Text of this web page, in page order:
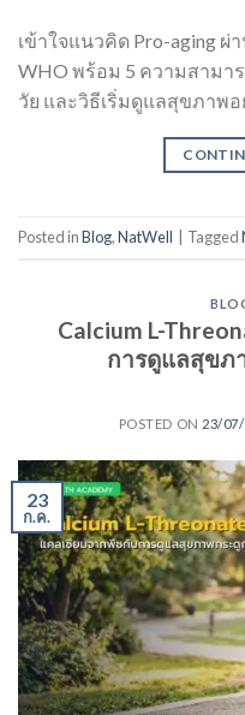
เข้าใจแนวคิด Pro-aging ผ่
WHO พร้อม 5 ความสาม
วัย และวิธีเริ่มดูแลสุขภาพ
Posted inBlog,NatWell Tagged
Calcium L-
การดูแลสุขภ
POSTED ON 23/
23
ก.ค.